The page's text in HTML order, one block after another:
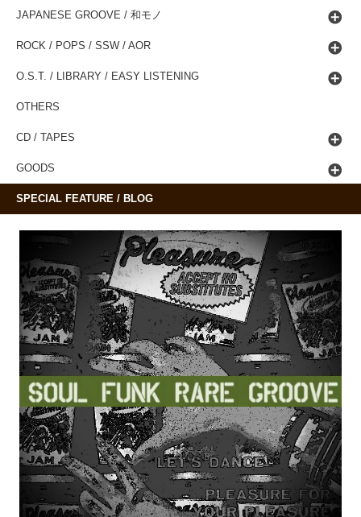
JAPANESE GROOVE / 和モノ
ROCK / POPS / SSW / AOR
O.S.T. / LIBRARY / EASY LISTENING
OTHERS
CD / TAPES
GOODS
SPECIAL FEATURE / BLOG